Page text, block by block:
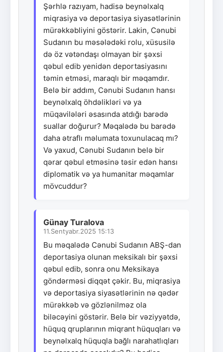
Şərhlə razıyam, hadisə beynəlxalq
miqrasiya və deportasiya siyasətlərinin
mürəkkəbliyini göstərir. Lakin, Cənubi
Sudanın bu məsələdəki rolu, xüsusilə
də öz vətəndaşı olmayan bir şəxsi
qəbul edib yenidən deportasiyasını
təmin etməsi, maraqlı bir məqamdır.
Belə bir addım, Cənubi Sudanın hansı
beynəlxalq öhdəlikləri və ya
müqavilələri əsasında atdığı barədə
suallar doğurur? Məqalədə bu barədə
daha ətraflı məlumata toxunulacaq mı?
Və yaxud, Cənubi Sudanın belə bir
qərar qəbul etməsinə təsir edən hansı
diplomatik və ya humanitar məqamlar
mövcuddur?
Günay Turalova
11.Sentyabr.2025 15:13
Bu məqalədə Cənubi Sudanın ABŞ-dan
deportasiya olunan meksikalı bir şəxsi
qəbul edib, sonra onu Meksikaya
göndərməsi diqqət çəkir. Bu, miqrasiya
və deportasiya siyasətlərinin nə qədər
mürəkkəb və gözlənilməz ola
biləcəyini göstərir. Belə bir vəziyyətdə,
hüquq qruplarının miqrant hüquqları və
beynəlxalq hüquqla bağlı narahatlıqları